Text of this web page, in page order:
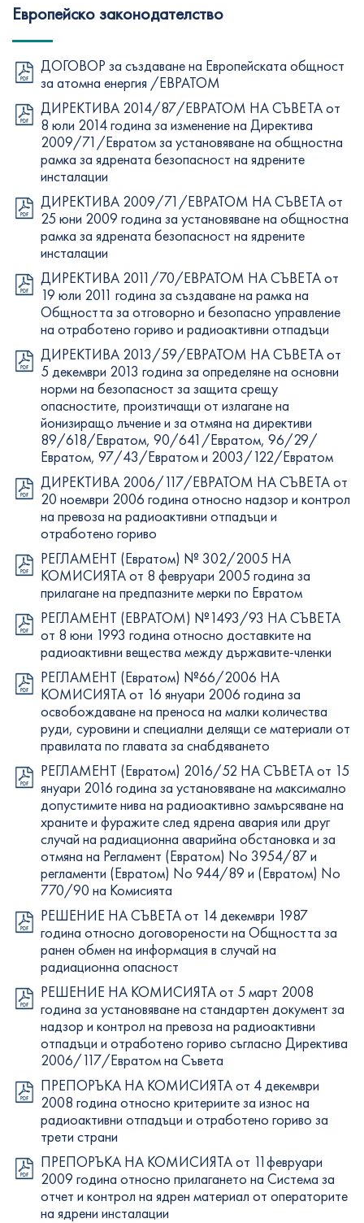
Европейско законодателство
ДОГОВОР за създаване на Европейската общност
за атомна енергия /ЕВРАТОМ
ДИРЕКТИВА 2014/87/ЕВРАТОМ НА СЪВЕТА от
8 юли 2014 година за изменение на Директива
2009/71/Евратом за установяване на общностна
рамка за ядрената безопасност на ядрените
инсталации
ДИРЕКТИВА 2009/71/ЕВРАТОМ НА СЪВЕТА от
25 юни 2009 година за установяване на общностна
рамка за ядрената безопасност на ядрените
инсталации
ДИРЕКТИВА 2011/70/ЕВРАТОМ НА СЪВЕТА от
19 юли 2011 година за създаване на рамка на
Общността за отговорно и безопасно управление
на отработено гориво и радиоактивни отпадъци
ДИРЕКТИВА 2013/59/ЕВРАТОМ НА СЪВЕТА от
5 декември 2013 година за определяне на основни
норми на безопасност за защита срещу
опасностите, произтичащи от излагане на
йонизиращо лъчение и за отмяна на директиви
89/618/Евратом, 90/641/Евратом, 96/29/
Евратом, 97/43/Евратом и 2003/122/Евратом
ДИРЕКТИВА 2006/117/ЕВРАТОМ НА СЪВЕТА от
20 ноември 2006 година относно надзор и контрол
на превоза на радиоактивни отпадъци и
отработено гориво
РЕГЛАМЕНТ (Евратом) № 302/2005 НА
КОМИСИЯТА от 8 февруари 2005 година за
прилагане на предпазните мерки по Евратом
РЕГЛАМЕНТ (EВРАТОМ) №1493/93 НА CЪВЕТА
oт 8 юни 1993 година oтносно доставките на
радиоактивни вещества между държавите-членки
РЕГЛАМЕНТ (Евратом) №66/2006 НА
КОМИСИЯТА от 16 януари 2006 година за
освобождаване на преноса на малки количества
руди, суровини и специални делящи се материали от
правилата по главата за снабдяването
РЕГЛАМЕНТ (Евратом) 2016/52 НА СЪВЕТА от 15
януари 2016 година за установяване на максимално
допустимите нива на радиоактивно замърсяване на
храните и фуражите след ядрена авария или друг
случай на радиационна аварийна обстановка и за
отмяна на Регламент (Евратом) No 3954/87 и
регламенти (Евратом) No 944/89 и (Евратом) No
770/90 на Комисията
РЕШЕНИЕ НА СЪВЕТА от 14 декември 1987
година относно договорености на Общността за
ранен обмен на информация в случай на
радиационна опасност
РЕШЕНИЕ НА КОМИСИЯТА от 5 март 2008
година за установяване на стандартен документ за
надзор и контрол на превоза на радиоактивни
отпадъци и отработено гориво съгласно Директива
2006/117/Евратом на Съвета
ПРЕПОРЪКА НА КОМИСИЯТА от 4 декември
2008 година относно критериите за износ на
радиоактивни отпадъци и отработено гориво за
трети страни
ПРЕПОРЪКА НА КОМИСИЯТА от 11февруари
2009 година относно прилагането на Система за
отчет и контрол на ядрен материал от операторите
на ядрени инсталации